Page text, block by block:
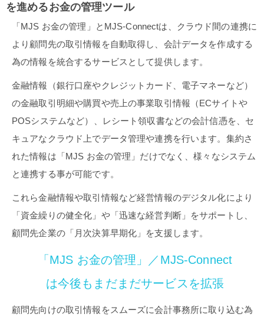
を進めるお金の管理ツール
「MJS お金の管理」とMJS-Connectは、クラウド間の連携に
より顧問先の取引情報を自動取得し、会計データを作成する
為の情報を統合するサービスとして提供します。
金融情報（銀行口座やクレジットカード、電子マネーなど）
の金融取引明細や購買や売上の事業取引情報（ECサイトや
POSシステムなど）、レシート領収書などの会計信憑を、セ
キュアなクラウド上でデータ管理や連携を行います。集約さ
れた情報は「MJS お金の管理」だけでなく、様々なシステム
と連携する事が可能です。
これら金融情報や取引情報など経営情報のデジタル化により
「資金繰りの健全化」や「迅速な経営判断」をサポートし、
顧問先企業の「月次決算早期化」を支援します。
「MJS お金の管理」／MJS-Connect
は今後もまだまだサービスを拡張
顧問先向けの取引情報をスムーズに会計事務所に取り込む為